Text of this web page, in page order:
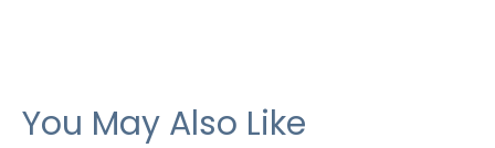
You May Also Like